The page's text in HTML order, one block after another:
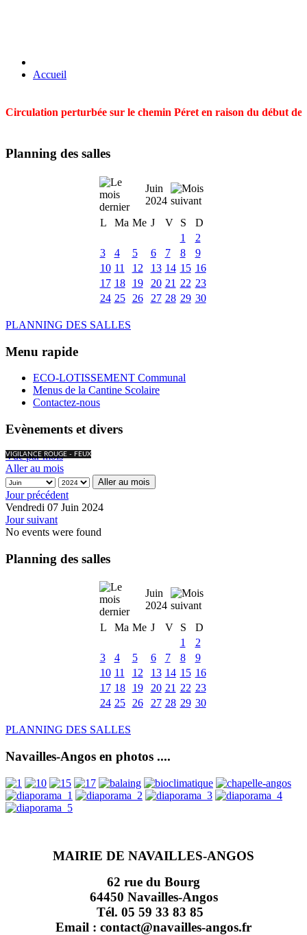
Accueil
Circulation perturbée sur le chemin Péret en raison du début
Planning des salles
Juin
2024
L
Ma Me J V S
D
1
2
3
4 5 6 7 8
9
10 11 12 13 14 15 16
17 18 19 20 21 22 23
24 25 26 27 28 29 30
PLANNING DES SALLES
Menu rapide
ECO-LOTISSEMENT Communal
Menus de la Cantine Scolaire
Contactez-nous
Evènements et divers
VIGILANCE ROUGE - FEUX
Vue par mois
Aller au mois
Aller au mois
Jour précédent
Vendredi 07 Juin 2024
Jour suivant
No events were found
Planning des salles
Juin
2024
L
Ma Me J V S
D
1
2
3
4 5 6 7 8
9
10 11 12 13 14 15 16
17 18 19 20 21 22 23
24 25 26 27 28 29 30
PLANNING DES SALLES
Navailles-Angos en photos ....
MAIRIE DE NAVAILLES-ANGOS
62 rue du Bourg
64450 Navailles-Angos
Tél. 05 59 33 83 85
Email : contact@navailles-angos.fr